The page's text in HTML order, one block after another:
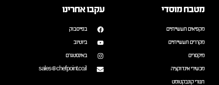
מטבח מוסדי
מקפיאים תעשייתיים
מקררים תעשייתיים
מיקסרים
מכשירי אינדוקציה
תנורי קונבקטומט
עקבו אחרינו
בפייסבוק
ביוטיוב
באינסטגרם
sales@chefpoint.co.il